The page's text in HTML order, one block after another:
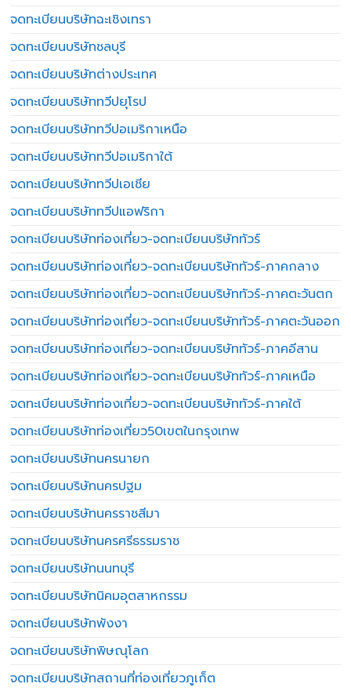
จดทะเบียนบริษัทฉะเชิงเทรา
จดทะเบียนบริษัทชลบุรี
จดทะเบียนบริษัทต่างประเทศ
จดทะเบียนบริษัททวีปยุโรป
จดทะเบียนบริษัททวีปอเมริกาเหนือ
จดทะเบียนบริษัททวีปอเมริกาใต้
จดทะเบียนบริษัททวีปเอเชีย
จดทะเบียนบริษัททวีปแอฟริกา
จดทะเบียนบริษัทท่องเที่ยว-จดทะเบียนบริษัททัวร์
จดทะเบียนบริษัทท่องเที่ยว-จดทะเบียนบริษัททัวร์-ภาคกลาง
จดทะเบียนบริษัทท่องเที่ยว-จดทะเบียนบริษัททัวร์-ภาคตะวันตก
จดทะเบียนบริษัทท่องเที่ยว-จดทะเบียนบริษัททัวร์-ภาคตะวันออก
จดทะเบียนบริษัทท่องเที่ยว-จดทะเบียนบริษัททัวร์-ภาคอีสาน
จดทะเบียนบริษัทท่องเที่ยว-จดทะเบียนบริษัททัวร์-ภาคเหนือ
จดทะเบียนบริษัทท่องเที่ยว-จดทะเบียนบริษัททัวร์-ภาคใต้
จดทะเบียนบริษัทท่องเที่ยว50เขตในกรุงเทพ
จดทะเบียนบริษัทนครนายก
จดทะเบียนบริษัทนครปฐม
จดทะเบียนบริษัทนครราชสีมา
จดทะเบียนบริษัทนครศรีธรรมราช
จดทะเบียนบริษัทนนทบุรี
จดทะเบียนบริษัทนิคมอุตสาหกรรม
จดทะเบียนบริษัทพังงา
จดทะเบียนบริษัทพิษณุโลก
จดทะเบียนบริษัทสถานที่ท่องเที่ยวภูเก็ต